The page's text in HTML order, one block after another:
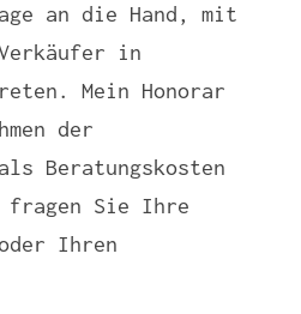
an die Hand, mit
in
Mein Honorar
der
Beratungskosten
fragen Sie Ihre
Ihren